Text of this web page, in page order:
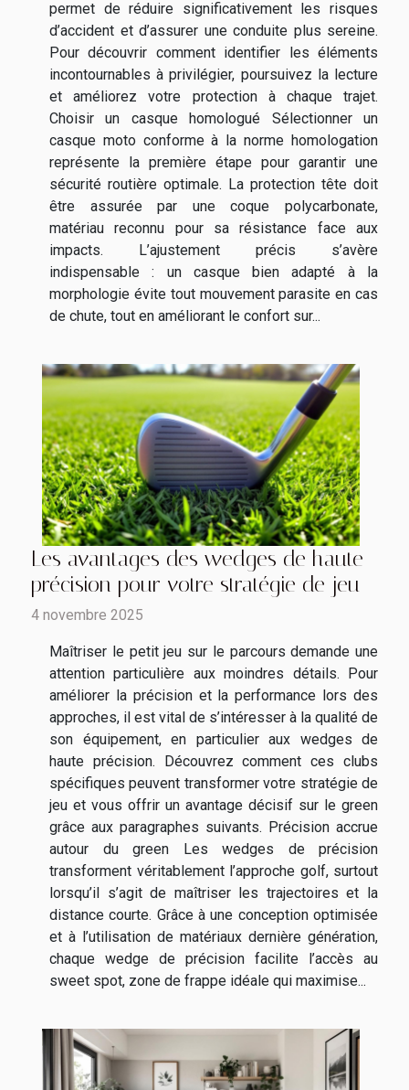
permet de réduire significativement les risques
d’accident et d’assurer une conduite plus sereine.
Pour découvrir comment identifier les éléments
incontournables à privilégier, poursuivez la lecture
et améliorez votre protection à chaque trajet.
Choisir un casque homologué Sélectionner un
casque moto conforme à la norme homologation
représente la première étape pour garantir une
sécurité routière optimale. La protection tête doit
être assurée par une coque polycarbonate,
matériau reconnu pour sa résistance face aux
impacts. L’ajustement précis s’avère
indispensable : un casque bien adapté à la
morphologie évite tout mouvement parasite en cas
de chute, tout en améliorant le confort sur...
Les avantages des wedges de haute
précision pour votre stratégie de jeu
4 novembre 2025
Maîtriser le petit jeu sur le parcours demande une
attention particulière aux moindres détails. Pour
améliorer la précision et la performance lors des
approches, il est vital de s’intéresser à la qualité de
son équipement, en particulier aux wedges de
haute précision. Découvrez comment ces clubs
spécifiques peuvent transformer votre stratégie de
jeu et vous offrir un avantage décisif sur le green
grâce aux paragraphes suivants. Précision accrue
autour du green Les wedges de précision
transforment véritablement l’approche golf, surtout
lorsqu’il s’agit de maîtriser les trajectoires et la
distance courte. Grâce à une conception optimisée
et à l’utilisation de matériaux dernière génération,
chaque wedge de précision facilite l’accès au
sweet spot, zone de frappe idéale qui maximise...